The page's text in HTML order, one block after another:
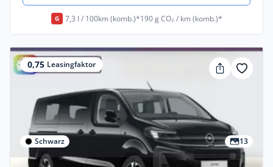
G 7,3 l / 100km (komb.)*190 g CO₂ / km (komb.)*
0,75 Leasingfaktor
Schwarz 13